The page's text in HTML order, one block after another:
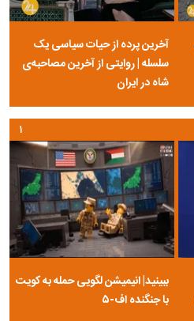
آخرین پرده از حیات سیاسی یک
سلسله | روایتی از آخرین مصاحبه‌ی
شاه در ایران
ببینید| انیمیشن لگویی حمله به کویت
با جنگنده اف-۵
۱